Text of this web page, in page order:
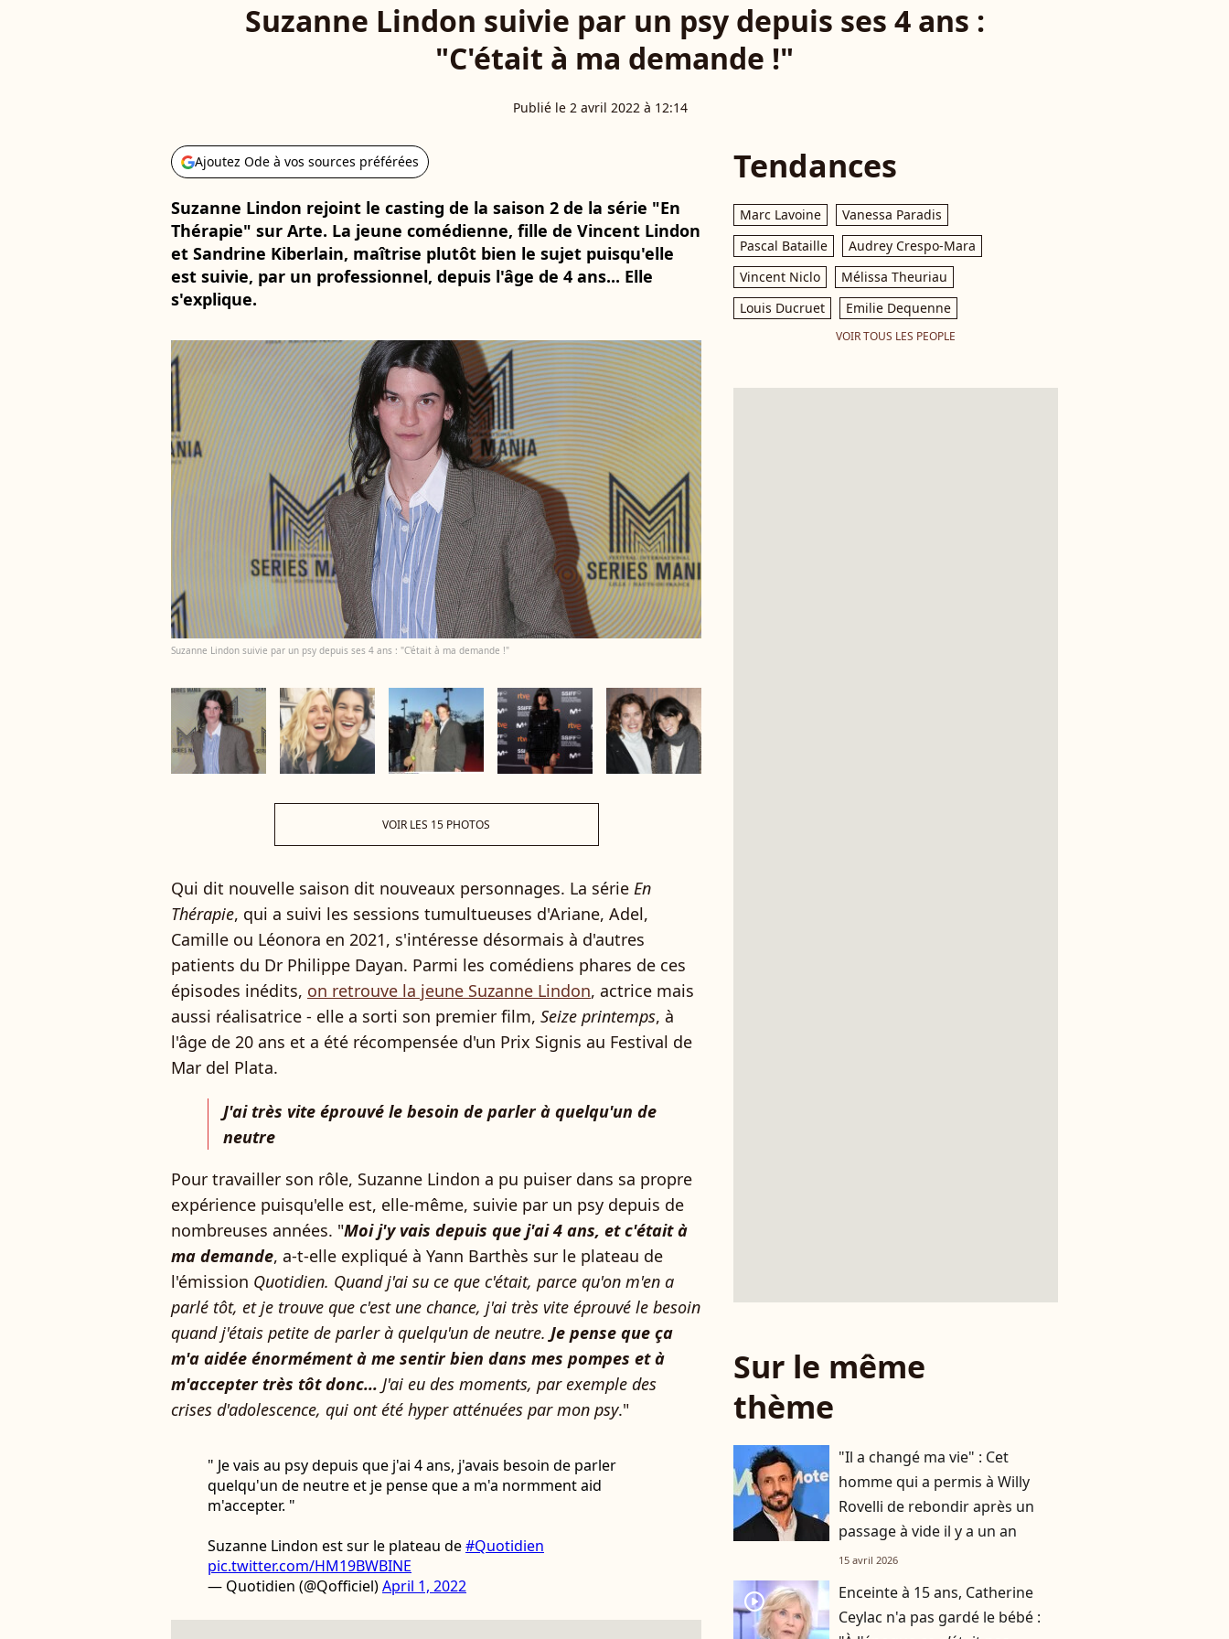
Suzanne Lindon suivie par un psy depuis ses 4 ans :
"C'était à ma demande !"
Publié le 2 avril 2022 à 12:14
Ajoutez Ode à vos sources préférées
Suzanne Lindon rejoint le casting de la saison 2 de la série "En
Thérapie" sur Arte. La jeune comédienne, fille de Vincent Lindon
et Sandrine Kiberlain, maîtrise plutôt bien le sujet puisqu'elle
est suivie, par un professionnel, depuis l'âge de 4 ans... Elle
s'explique.
Suzanne Lindon suivie par un psy depuis ses 4 ans : "C'était à ma demande !"
VOIR LES 15 PHOTOS
Qui dit nouvelle saison dit nouveaux personnages. La série En
Thérapie, qui a suivi les sessions tumultueuses d'Ariane, Adel,
Camille ou Léonora en 2021, s'intéresse désormais à d'autres
patients du Dr Philippe Dayan. Parmi les comédiens phares de ces
épisodes inédits, on retrouve la jeune Suzanne Lindon, actrice mais
aussi réalisatrice - elle a sorti son premier film, Seize printemps, à
l'âge de 20 ans et a été récompensée d'un Prix Signis au Festival de
Mar del Plata.
J'ai très vite éprouvé le besoin de parler à quelqu'un de
neutre
Pour travailler son rôle, Suzanne Lindon a pu puiser dans sa propre
expérience puisqu'elle est, elle-même, suivie par un psy depuis de
nombreuses années. "Moi j'y vais depuis que j'ai 4 ans, et c'était à
ma demande, a-t-elle expliqué à Yann Barthès sur le plateau de
l'émission Quotidien. Quand j'ai su ce que c'était, parce qu'on m'en a
parlé tôt, et je trouve que c'est une chance, j'ai très vite éprouvé le besoin
quand j'étais petite de parler à quelqu'un de neutre. Je pense que ça
m'a aidée énormément à me sentir bien dans mes pompes et à
m'accepter très tôt donc... J'ai eu des moments, par exemple des
crises d'adolescence, qui ont été hyper atténuées par mon psy."
" Je vais au psy depuis que j'ai 4 ans, j'avais besoin de parler
quelqu'un de neutre et je pense que a m'a normment aid
m'accepter. "
Suzanne Lindon est sur le plateau de#Quotidien
pic.twitter.com/HM19BWBINE
— Quotidien (@Qofficiel)April 1, 2022
Tendances
Marc Lavoine
Vanessa Paradis
Pascal Bataille
Audrey Crespo-Mara
Vincent Niclo
Mélissa Theuriau
Louis Ducruet
Emilie Dequenne
VOIR TOUS LES PEOPLE
Sur le même
thème
"Il a changé ma vie" : Cet
homme qui a permis à Willy
Rovelli de rebondir après un
passage à vide il y a un an
15 avril 2026
player2
Enceinte à 15 ans, Catherine
Ceylac n'a pas gardé le bébé :